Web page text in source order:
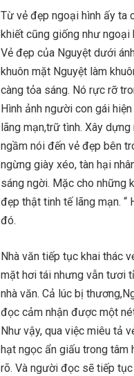
Từ vẻ đẹp ngoại hình ấy ta
khiết cũng giống như ngoại
Vẻ đẹp của Nguyệt dưới
khuôn mặt Nguyệt làm
càng tỏa sáng. Nó rực rỡ
Hình ảnh người con gái
lãng mạn,trữ tình. Xây
ngầm nói đến vẻ đẹp bên
ngừng giày xéo, tàn hại
sáng ngời. Mặc cho những
đẹp thật tinh tế lãng mạn. “
đó.
Nhà văn tiếp tục khai thác
mặt hơi tái nhưng vẫn tươi
nhà văn. Cả lúc bị
đọc cảm nhận được một
Như vậy, qua việc miêu tả
hạt ngọc ẩn giấu trong tâm
rõ. Và người đọc sẽ tiếp